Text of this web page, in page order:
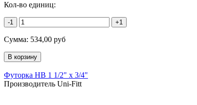
Кол-во единиц:
-1 +1
Сумма: 534,00 руб
Футорка НВ 1 1/2" x 3/4"
Производитель Uni-Fitt